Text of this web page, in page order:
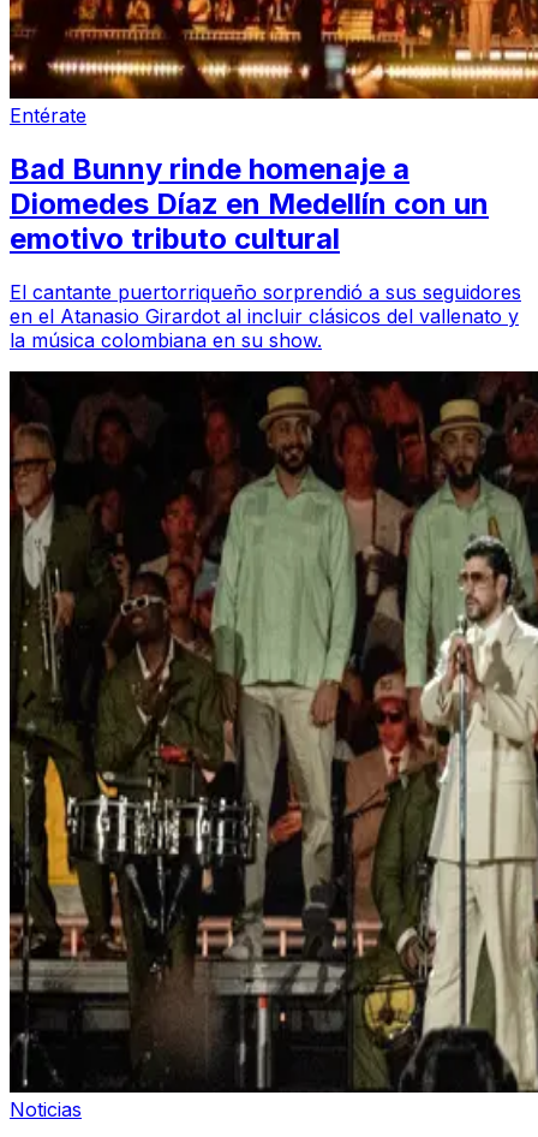
Entérate
Bad Bunny rinde homenaje a
Diomedes Díaz en Medellín con un
emotivo tributo cultural
El cantante puertorriqueño sorprendió a sus seguidores
en el Atanasio Girardot al incluir clásicos del vallenato y
la música colombiana en su show.
Noticias